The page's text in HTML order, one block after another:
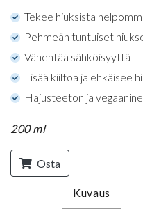
Tekee hiuksista
Pehmeän tuntuiset
Vähentää sähköisyyttä
Lisää kiiltoa ja ehkäisee
Hajusteeton ja
200 ml
Osta
Kuvaus